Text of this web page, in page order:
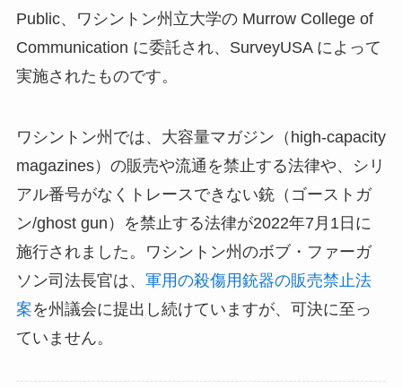
Public、ワシントン州立大学の Murrow College of
Communication に委託され、SurveyUSA によって
実施されたものです。
ワシントン州では、大容量マガジン（high-capacity
magazines）の販売や流通を禁止する法律や、シリ
アル番号がなくトレースできない銃（ゴーストガ
ン/ghost gun）を禁止する法律が2022年7月1日に
施行されました。ワシントン州のボブ・ファーガ
ソン司法長官は、 軍用の殺傷用銃器の販売禁止法
案を州議会に提出し続けていますが、可決に至っ
ていません。